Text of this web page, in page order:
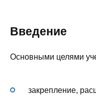
Введение
Основными целями
закрепление,